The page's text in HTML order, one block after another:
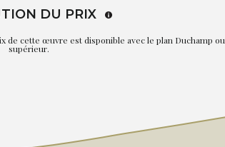
DU PRIX
de cette œuvre est disponible avec le plan Duchamp ou
supérieur.